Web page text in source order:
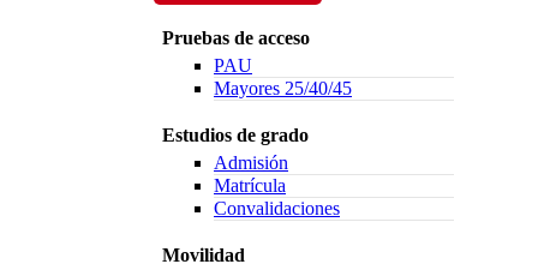
Pruebas de acceso
PAU
Mayores 25/40/45
Estudios de grado
Admisión
Matrícula
Convalidaciones
Movilidad